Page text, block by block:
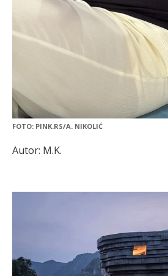
FOTO: PINK.RS/A. NIKOLIĆ
Autor: M.K.